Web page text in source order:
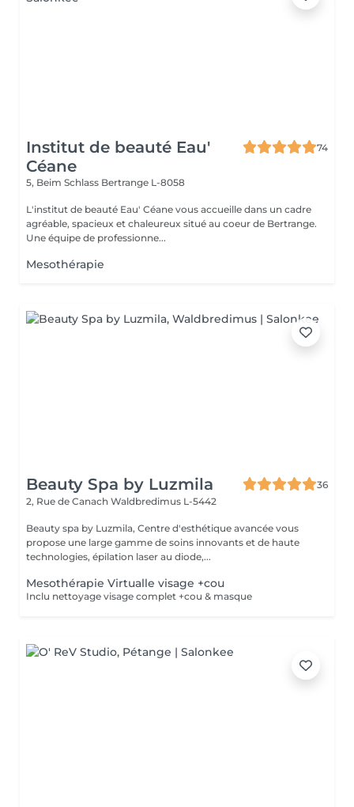
Institut de beauté Eau'
Céane
74
5, Beim Schlass Bertrange L-8058
L'institut de beauté Eau' Céane vous accueille dans un cadre
agréable, spacieux et chaleureux situé au coeur de Bertrange.
Une équipe de professionne...
Mesothérapie
Beauty Spa by Luzmila
36
2, Rue de Canach Waldbredimus L-5442
Beauty spa by Luzmila, Centre d'esthétique avancée vous
propose une large gamme de soins innovants et de haute
technologies, épilation laser au diode,...
Mesothérapie Virtualle visage +cou
Inclu nettoyage visage complet +cou & masque